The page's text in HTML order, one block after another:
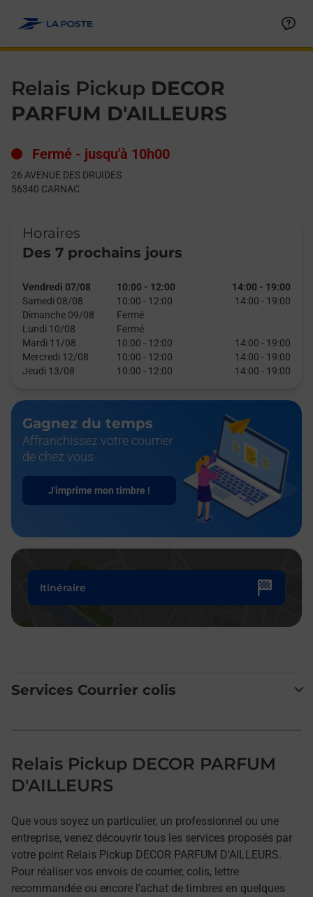
Relais Pickup DECOR
PARFUM D'AILLEURS
Fermé - jusqu'à 10h00
26 AVENUE DES DRUIDES
56340 CARNAC
Horaires
Des 7 prochains jours
Vendredi 07/08 10:00 - 12:00 14:00 - 19:00
Samedi 08/08
10:00 - 12:00 14:00 - 19:00
Dimanche 09/08
Fermé
Lundi 10/08
Fermé
Mardi 11/08
10:00 - 12:00 14:00 - 19:00
Mercredi 12/08
10:00 - 12:00 14:00 - 19:00
Jeudi 13/08
10:00 - 12:00 14:00 - 19:00
Gagnez du temps
Affranchissez votre courrier
de chez vous
J'imprime mon timbre !
Itinéraire
Services Courrier colis
Relais Pickup DECOR PARFUM
D'AILLEURS
Que vous soyez un particulier, un professionnel ou une
entreprise, venez découvrir tous les services proposés par
votre point Relais Pickup DECOR PARFUM D'AILLEURS.
Pour réaliser vos envois de courrier, colis, lettre
recommandée ou encore l'achat de timbres en quelques